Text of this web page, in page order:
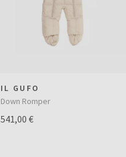
IL GUFO
Down Romper
541,00 €